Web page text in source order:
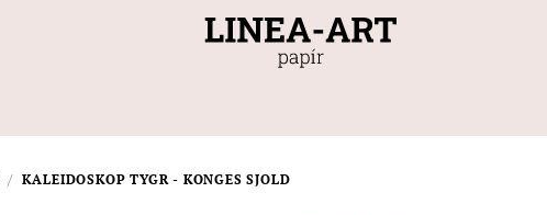
/ KALEIDOSKOP TYGR - KONGES SJOLD